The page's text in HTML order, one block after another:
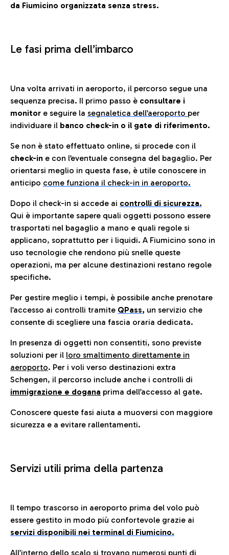
da Fiumicino organizzata senza stress.
Le fasi prima dell’imbarco
Una volta arrivati in aeroporto, il percorso segue una
sequenza precisa. Il primo passo è consultare i
monitor e seguire la segnaletica dell’aeroporto per
individuare il banco check-in o il gate di riferimento.
Se non è stato effettuato online, si procede con il
check-in e con l’eventuale consegna del bagaglio. Per
orientarsi meglio in questa fase, è utile conoscere in
anticipo come funziona il check-in in aeroporto.
Dopo il check-in si accede ai controlli di sicurezza.
Qui è importante sapere quali oggetti possono essere
trasportati nel bagaglio a mano e quali regole si
applicano, soprattutto per i liquidi. A Fiumicino sono in
uso tecnologie che rendono più snelle queste
operazioni, ma per alcune destinazioni restano regole
specifiche.
Per gestire meglio i tempi, è possibile anche prenotare
l’accesso ai controlli tramite QPass, un servizio che
consente di scegliere una fascia oraria dedicata.
In presenza di oggetti non consentiti, sono previste
soluzioni per il loro smaltimento direttamente in
aeroporto. Per i voli verso destinazioni extra
Schengen, il percorso include anche i controlli di
immigrazione e dogana prima dell’accesso al gate.
Conoscere queste fasi aiuta a muoversi con maggiore
sicurezza e a evitare rallentamenti.
Servizi utili prima della partenza
Il tempo trascorso in aeroporto prima del volo può
essere gestito in modo più confortevole grazie ai
servizi disponibili nei terminal di Fiumicino.
All’interno dello scalo si trovano numerosi punti di